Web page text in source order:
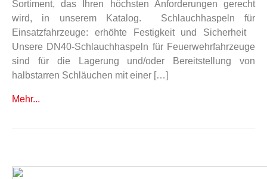
Sortiment, das Ihren höchsten Anforderungen gerecht
wird, in unserem Katalog. Schlauchhaspeln für
Einsatzfahrzeuge: erhöhte Festigkeit und Sicherheit
Unsere DN40-Schlauchhaspeln für Feuerwehrfahrzeuge
sind für die Lagerung und/oder Bereitstellung von
halbstarren Schläuchen mit einer […]
Mehr...